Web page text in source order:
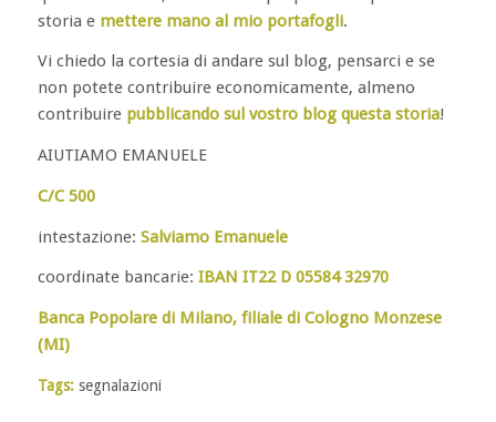
storia e mettere mano al mio portafogli.
Vi chiedo la cortesia di andare sul blog, pensarci e se
non potete contribuire economicamente, almeno
contribuire pubblicando sul vostro blog questa storia!
AIUTIAMO EMANUELE
C/C 500
intestazione: Salviamo Emanuele
coordinate bancarie: IBAN IT22 D 05584 32970
Banca Popolare di Milano, filiale di Cologno Monzese
(MI)
Tags: segnalazioni